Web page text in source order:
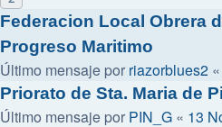
Federacion Local Obrera
Progreso Maritimo
Último mensaje por riazorblues2 «
Priorato de Sta. Maria de
Último mensaje por PIN_G « 13